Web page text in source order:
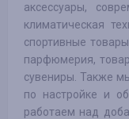
аксессуары,
климатическая
спортивные
парфюмерия,
сувениры. Также
по настройке и
работаем над